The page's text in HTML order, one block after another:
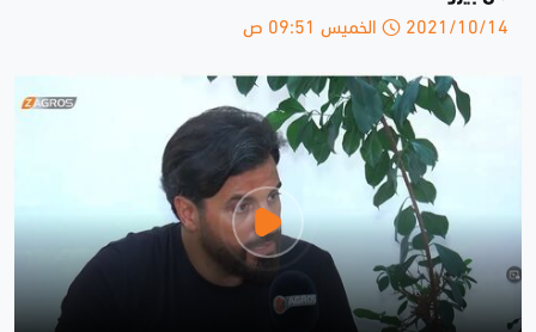
2021/10/14 الخميس 09:51 ص